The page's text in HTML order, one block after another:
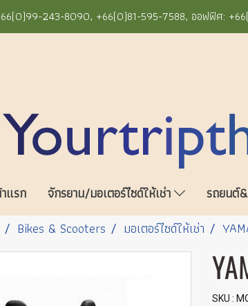
243-8090, +66(0)81-595-7588, ออฟฟิศ:
แรก จักรยาน/มอเตอร์ไซด์ให้เช่า รถยนต์
Bikes & Scooters มอเตอร์ไซด์ให้เช่า
SKU :